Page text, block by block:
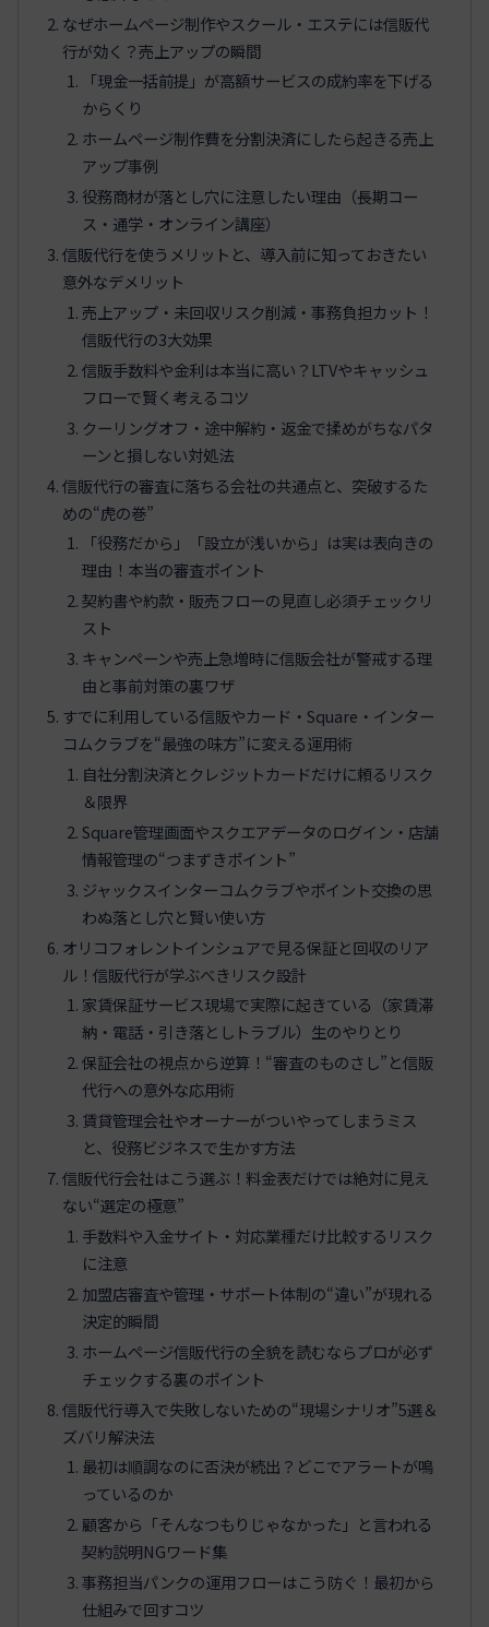
なぜホームページ制作やスクール・エステには信販代
行が効く？売上アップの瞬間
「現金一括前提」が高額サービスの成約率を下げる
からくり
ホームページ制作費を分割決済にしたら起きる売上
アップ事例
役務商材が落とし穴に注意したい理由（長期コー
ス・通学・オンライン講座）
信販代行を使うメリットと、導入前に知っておきたい
意外なデメリット
売上アップ・未回収リスク削減・事務負担カット！
信販代行の3大効果
信販手数料や金利は本当に高い？LTVやキャッシュ
フローで賢く考えるコツ
クーリングオフ・途中解約・返金で揉めがちなパタ
ーンと損しない対処法
信販代行の審査に落ちる会社の共通点と、突破するた
めの“虎の巻”
「役務だから」「設立が浅いから」は実は表向きの
理由！本当の審査ポイント
契約書や約款・販売フローの見直し必須チェックリ
スト
キャンペーンや売上急増時に信販会社が警戒する理
由と事前対策の裏ワザ
すでに利用している信販やカード・Square・インター
コムクラブを“最強の味方”に変える運用術
自社分割決済とクレジットカードだけに頼るリスク
＆限界
Square管理画面やスクエアデータのログイン・店舗
情報管理の“つまずきポイント”
ジャックスインターコムクラブやポイント交換の思
わぬ落とし穴と賢い使い方
オリコフォレントインシュアで見る保証と回収のリア
ル！信販代行が学ぶべきリスク設計
家賃保証サービス現場で実際に起きている（家賃滞
納・電話・引き落としトラブル）生のやりとり
保証会社の視点から逆算！“審査のものさし”と信販
代行への意外な応用術
賃貸管理会社やオーナーがついやってしまうミス
と、役務ビジネスで生かす方法
信販代行会社はこう選ぶ！料金表だけでは絶対に見え
ない“選定の極意”
手数料や入金サイト・対応業種だけ比較するリスク
に注意
加盟店審査や管理・サポート体制の“違い”が現れる
決定的瞬間
ホームページ信販代行の全貌を読むならプロが必ず
チェックする裏のポイント
信販代行導入で失敗しないための“現場シナリオ”5選＆
ズバリ解決法
最初は順調なのに否決が続出？どこでアラートが鳴
っているのか
顧客から「そんなつもりじゃなかった」と言われる
契約説明NGワード集
事務担当パンクの運用フローはこう防ぐ！最初から
仕組みで回すコツ